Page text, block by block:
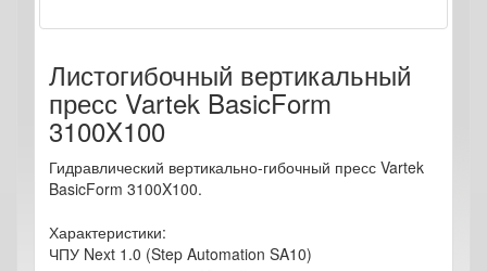
Листогибочный вертикальный
пресс Vartek BasicForm
3100X100
Гидравлический вертикально-гибочный пресс Vartek
BasicForm 3100X100.
Характеристики:
ЧПУ Next 1.0 (Step Automation SA10)